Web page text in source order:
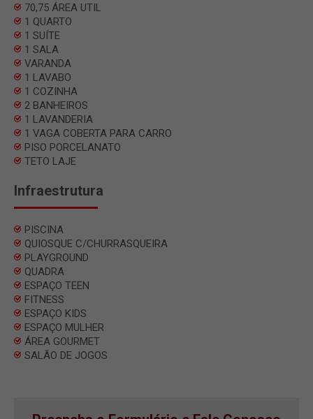
70,75 ÁREA UTIL
1 QUARTO
1 SUÍTE
1 SALA
VARANDA
1 LAVABO
1 COZINHA
2 BANHEIROS
1 LAVANDERIA
1 VAGA COBERTA PARA CARRO
PISO PORCELANATO
TETO LAJE
Infraestrutura
PISCINA
QUIOSQUE C/CHURRASQUEIRA
PLAYGROUND
QUADRA
ESPAÇO TEEN
FITNESS
ESPAÇO KIDS
ESPAÇO MULHER
ÁREA GOURMET
SALÃO DE JOGOS